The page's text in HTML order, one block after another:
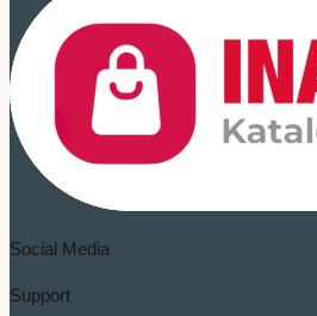
Social Media
Support